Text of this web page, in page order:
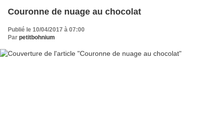
Couronne de nuage au chocolat
Publié le 10/04/2017 à 07:00
Par petitbohnium